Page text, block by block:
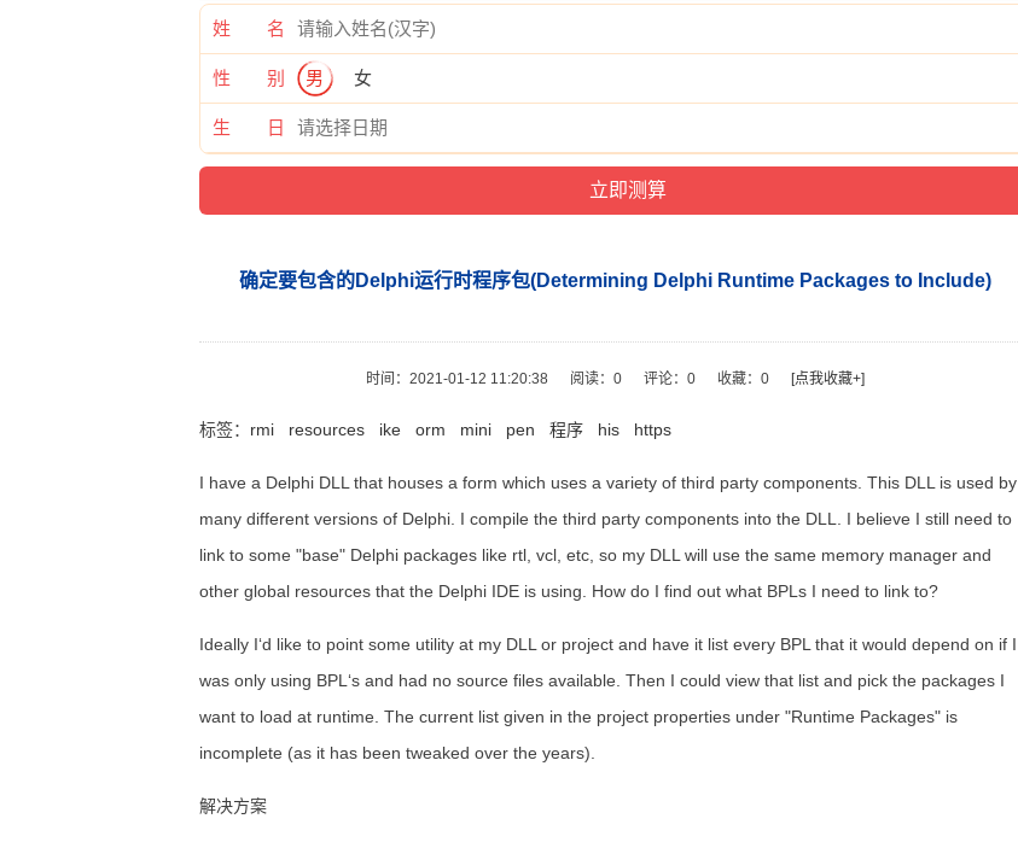
姓 名
性 别 男 女
生 日
确定要包含的Delphi运行时程序包(Determining Delphi Runtime Packages to Include)
时间：2021-01-12 11:20:38 阅读：0 评论：0 收藏：0 [点我收藏+]
标签： rmi resources ike orm mini pen 程序 his https
I have a Delphi DLL that houses a form which uses a variety of third party components. This DLL is used by
many different versions of Delphi. I compile the third party components into the DLL. I believe I still need to
link to some "base" Delphi packages like rtl, vcl, etc, so my DLL will use the same memory manager and
other global resources that the Delphi IDE is using. How do I find out what BPLs I need to link to?
Ideally I‘d like to point some utility at my DLL or project and have it list every BPL that it would depend on if I
was only using BPL‘s and had no source files available. Then I could view that list and pick the packages I
want to load at runtime. The current list given in the project properties under "Runtime Packages" is
incomplete (as it has been tweaked over the years).
解决方案